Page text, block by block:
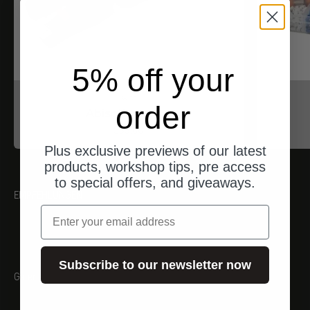
Abisolierzange
Angebot
$33.00
EMPFEHLUNGEN
Galerie
5% off your
order
Plus exclusive previews of our latest
products, workshop tips, pre access
to special offers, and giveaways.
Email
Subscribe to our newsletter now